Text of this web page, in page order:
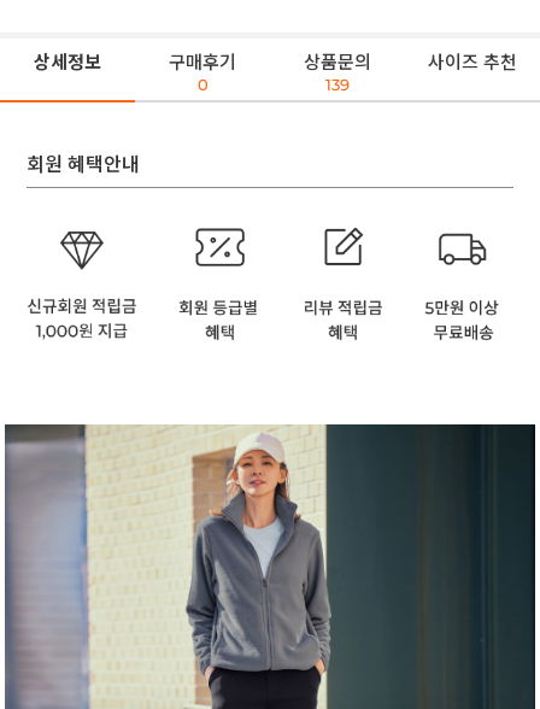
상세정보 구매후기
0
상품문의
139
사이즈 추천
회원 혜택안내